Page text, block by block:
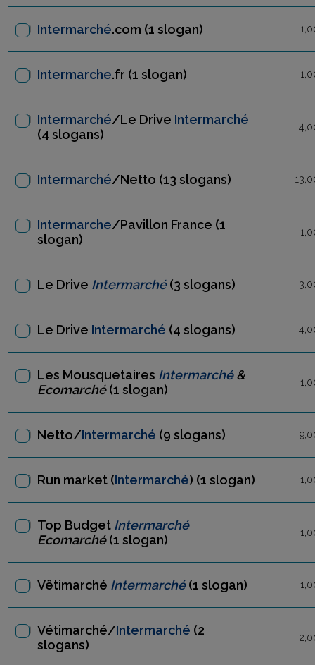
Intermarché.com (1 slogan)
Intermarche.fr (1 slogan)
Intermarché/Le Drive Intermarché
(4 slogans)
Intermarché/Netto (13 slogans)
Intermarche/Pavillon France (1
slogan)
Le Drive Intermarché(3 slogans)
Le Drive Intermarché (4 slogans)
Les Mousquetaires Intermarché&
Ecomarché(1 slogan)
Netto/Intermarché (9 slogans)
Run market (Intermarché) (1 slogan)
Top Budget Intermarché
Ecomarché(1 slogan)
Vêtimarché Intermarché(1 slogan)
Vétimarché/Intermarché (2
slogans)